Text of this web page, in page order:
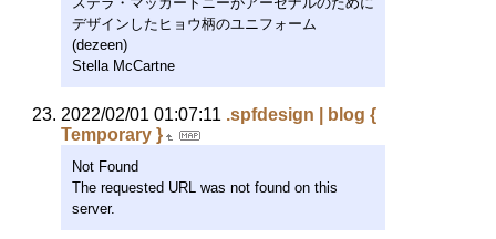
デザインしたヒョウ柄のユニフォーム
(dezeen)
Stella McCartne
2022/02/01 01:07:11 .spfdesign | blog {
Temporary }
Not Found
The requested URL was not found on this
server.